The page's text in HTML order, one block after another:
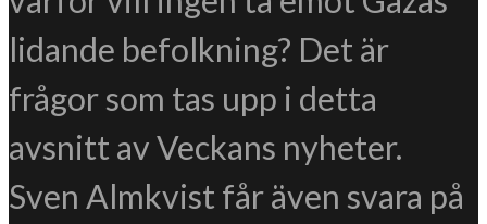
lidande befolkning? Det är
frågor som tas upp i detta
avsnitt av Veckans nyheter.
Sven Almkvist får även svara på